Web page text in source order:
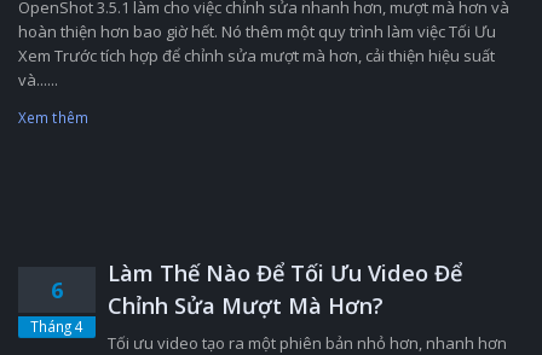
OpenShot 3.5.1 làm cho việc chỉnh sửa nhanh hơn, mượt mà hơn và
hoàn thiện hơn bao giờ hết. Nó thêm một quy trình làm việc Tối Ưu
Xem Trước tích hợp để chỉnh sửa mượt mà hơn, cải thiện hiệu suất
và......
Xem thêm
6
Tháng 4
Làm Thế Nào Để Tối Ưu Video Để
Chỉnh Sửa Mượt Mà Hơn?
Tối ưu video tạo ra một phiên bản nhỏ hơn, nhanh hơn